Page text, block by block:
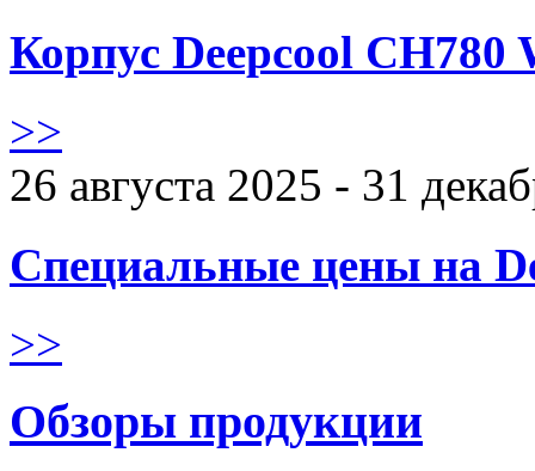
Корпус Deepcool CH780
>>
26 августа 2025 - 31
Специальные цены на
>>
Обзоры продукции